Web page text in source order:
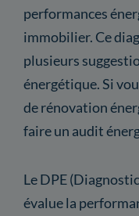
performances
immobilier. Ce
plusieurs
énergétique. Si
de rénovation
faire un audit
Le DPE
évalue la